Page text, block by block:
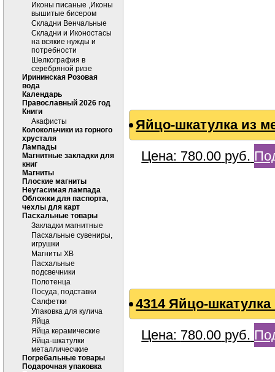
Иконы писаные ,Иконы
вышитые бисером
Складни Венчальные
Складни и Иконостасы
на всякие нужды и
потребности
Шелкография в
серебряной ризе
Ирининская Розовая
вода
Календарь
Православный 2026 год
Книги
Акафисты
Колокольчики из горного
хрусталя
Лампады
Магнитные закладки для
книг
Магниты
Плоские магниты
Неугасимая лампада
Обложки для паспорта,
чехлы для карт
Пасхальные товары
Закладки магнитные
Пасхальные сувениры,
игрушки
Магниты ХВ
Пасхальные
подсвечники
Полотенца
Посуда, подставки
Салфетки
Упаковка для кулича
Яйца
Яйца керамические
Яйца-шкатулки
металличесчкие
Погребальные товары
Подарочная упаковка
Яйцо-шкатулка из
Цена: 780.00 руб.
4314 Яйцо-
Цена: 780.00 руб.